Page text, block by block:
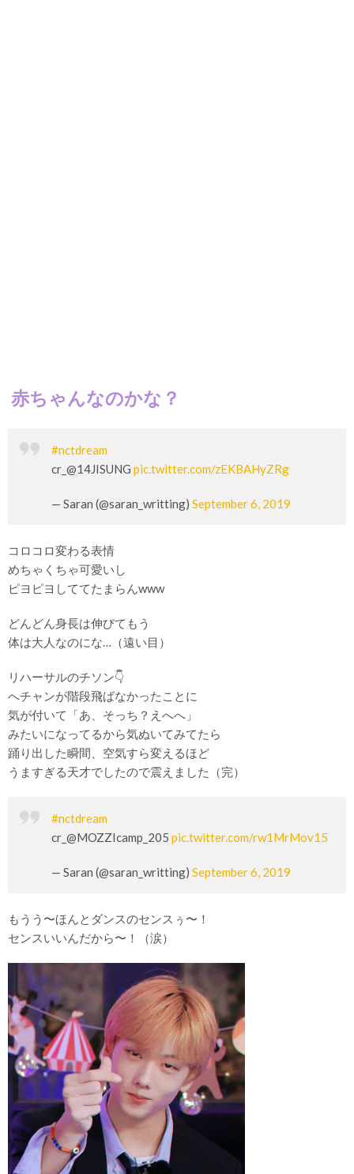
赤ちゃんなのかな？
#nctdream
cr_@14JISUNG pic.twitter.com/zEKBAHyZRg
— Saran (@saran_writting) September 6, 2019
コロコロ変わる表情
めちゃくちゃ可愛いし
ピヨピヨしててたまらんwww
どんどん身長は伸びてもう
体は大人なのにな…（遠い目）
リハーサルのチソン👇
へチャンが階段飛ばなかったことに
気が付いて「あ、そっち？えへへ」
みたいになってるから気ぬいてみてたら
踊り出した瞬間、空気すら変えるほど
うますぎる天才でしたので震えました（完）
#nctdream
cr_@MOZZIcamp_205 pic.twitter.com/rw1MrMov15
— Saran (@saran_writting) September 6, 2019
もうう〜ほんとダンスのセンスぅ〜！
センスいいんだから〜！（涙）